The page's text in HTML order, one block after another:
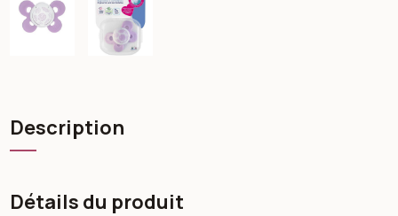
Description
Détails du produit